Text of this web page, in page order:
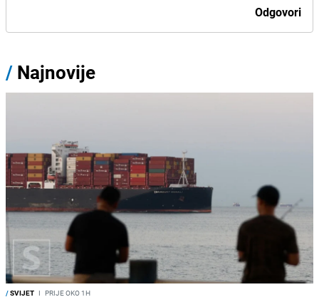
Odgovori
/ Najnovije
/SVIJET I PRIJE OKO 1H